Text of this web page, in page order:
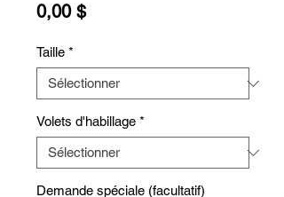
0,00 $Prix
Taille *
Volets d'habillage *
Demande spéciale (facultatif)